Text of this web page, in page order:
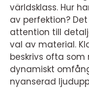
världsklass. Hur
av perfektion?
attention till
val av material.
beskrivs ofta
dynamiskt
nyanserad